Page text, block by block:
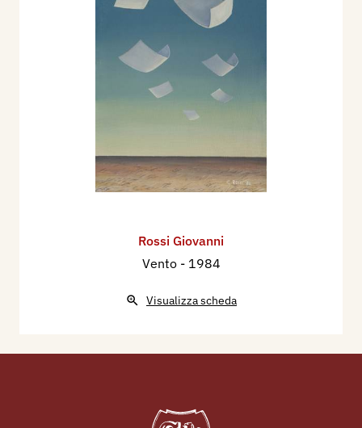
Rossi Giovanni
Vento - 1984
Visualizza scheda